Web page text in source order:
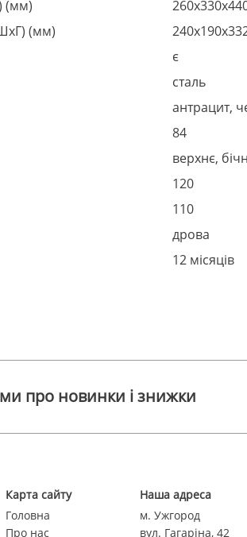
(мм)
(мм)
є
сталь
антрацит,
84
верхнє,
120
110
дрова
12 місяців
про новинки і знижки
Карта сайту
Головна
Про нас
Наша адреса
м. Ужгород
вул. Гагаріна, 42